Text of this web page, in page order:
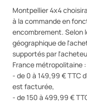
Montpellier 4x4
à la commande en
encombrement. Selon
géographique de
supportés par
France métropolitaine :
- de 0 à 149,99 € TTC
est facturée,
- de 150 à 499,99 €